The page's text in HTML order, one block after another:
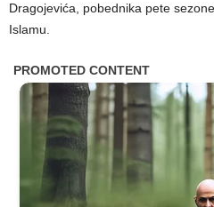
Dragojevića, pobednika pete
Islamu.